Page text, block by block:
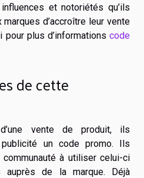
et notoriétés qu’ils
d’accroître leur vente
plus d’informations code
de cette
vente de produit, ils
un code promo. Ils
à utiliser celui-ci
de la marque. Déjà